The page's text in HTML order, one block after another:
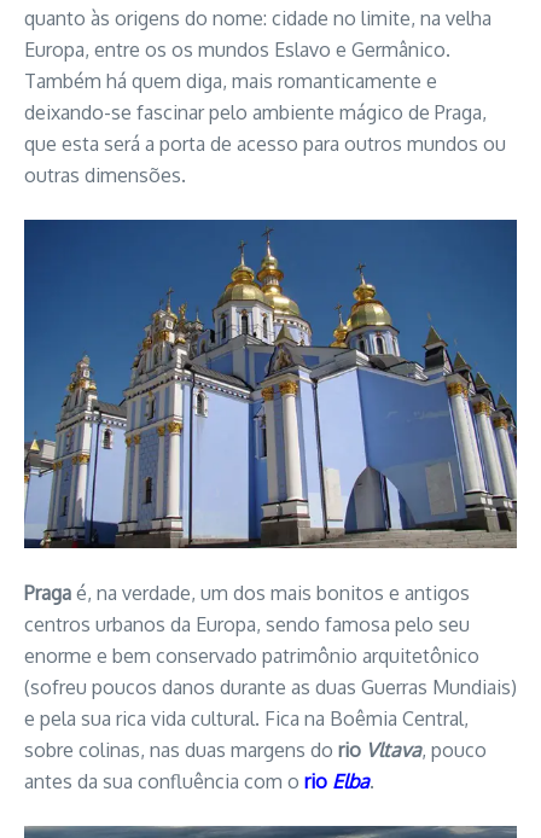
quanto às origens do nome: cidade no limite, na velha
Europa, entre os os mundos Eslavo e Germânico.
Também há quem diga, mais romanticamente e
deixando-se fascinar pelo ambiente mágico de Praga,
que esta será a porta de acesso para outros mundos ou
outras dimensões.
Praga é, na verdade, um dos mais bonitos e antigos
centros urbanos da Europa, sendo famosa pelo seu
enorme e bem conservado patrimônio arquitetônico
(sofreu poucos danos durante as duas Guerras Mundiais)
e pela sua rica vida cultural. Fica na Boêmia Central,
sobre colinas, nas duas margens do rio Vltava, pouco
antes da sua confluência com o rio Elba.